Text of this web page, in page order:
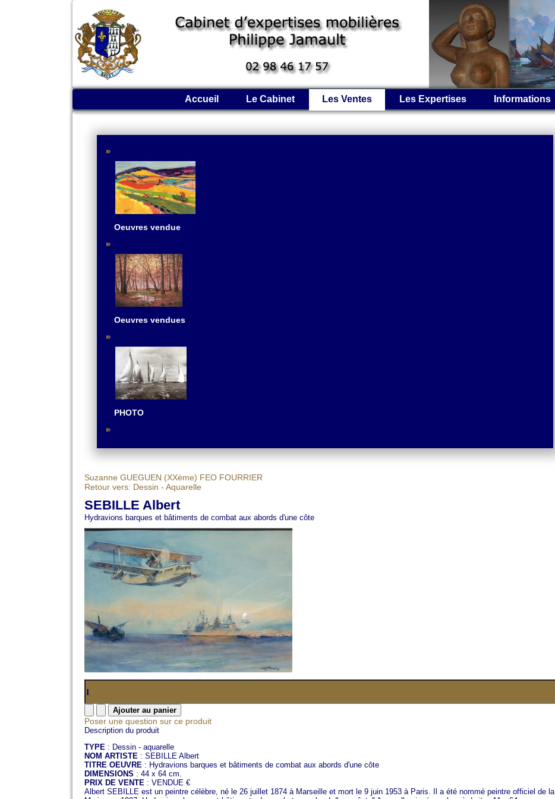
Accueil Le Cabinet Les Ventes Les Expertises Informations
Oeuvres vendue
Oeuvres vendues
PHOTO
Suzanne GUEGUEN (XXème) FEO FOURRIER
Retour vers: Dessin - Aquarelle
SEBILLE Albert
Hydravions barques et bâtiments de combat aux abords d'une côte
Poser une question sur ce produit
Description du produit
TYPE : Dessin - aquarelle
NOM ARTISTE : SEBILLE Albert
TITRE OEUVRE : Hydravions barques et bâtiments de combat aux abords d'une côte
DIMENSIONS : 44 x 64 cm.
PRIX DE VENTE : VENDUE €
Albert SEBILLE est un peintre célèbre, né le 26 juillet 1874 à Marseille et mort le 9 juin 1953 à Paris. Il a été nommé peintre officiel de la